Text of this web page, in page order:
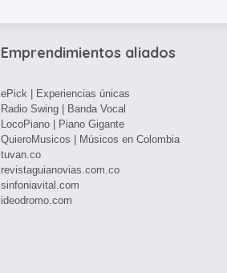
Emprendimientos aliados
ePick | Experiencias únicas
Radio Swing | Banda Vocal
LocoPiano | Piano Gigante
QuieroMusicos | Músicos en Colombia
tuvan.co
revistaguianovias.com.co
sinfoniavital.com
ideodromo.com